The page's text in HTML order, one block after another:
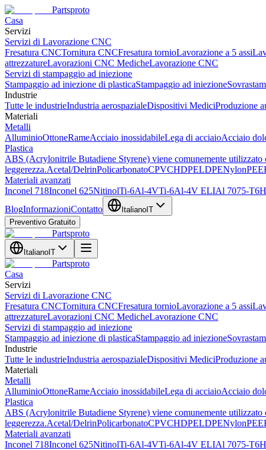
Partsproto
Casa
Servizi
Servizi di Lavorazione CNC
Fresatura CNCTornitura CNCFresatura tornioLavorazione a 5 assi
attrezzatureLavorazioni CNC MedicheLavorazione CNC
Servizi di stampaggio ad iniezione
Stampaggio ad iniezione di plasticaStampaggio ad iniezione
Industrie
Tutte le industrieIndustria aerospazialeDispositivi MediciProduzione
Materiali
Metalli
AlluminioOttoneRameAcciaio inossidabileLega di acciaioAcciaio
Plastica
ABS (Acrylonitrile Butadiene Styrene) viene comunemente utilizzato
leggerezza.Acetal/DelrinPolicarbonatoCPVCHDPELDPENylon
Materiali avanzati
Inconel 718Inconel 625NitinolTi-6Al-4VTi-6Al-4V ELIAl 7075-T6
BlogInformazioniContatto Italiano IT
Preventivo Gratuito
Partsproto
Italiano IT
Partsproto
Casa
Servizi
Servizi di Lavorazione CNC
Fresatura CNCTornitura CNCFresatura tornioLavorazione a 5 assi
attrezzatureLavorazioni CNC MedicheLavorazione CNC
Servizi di stampaggio ad iniezione
Stampaggio ad iniezione di plasticaStampaggio ad iniezione
Industrie
Tutte le industrieIndustria aerospazialeDispositivi MediciProduzione
Materiali
Metalli
AlluminioOttoneRameAcciaio inossidabileLega di acciaioAcciaio
Plastica
ABS (Acrylonitrile Butadiene Styrene) viene comunemente utilizzato
leggerezza.Acetal/DelrinPolicarbonatoCPVCHDPELDPENylon
Materiali avanzati
Inconel 718Inconel 625NitinolTi-6Al-4VTi-6Al-4V ELIAl 7075-T6